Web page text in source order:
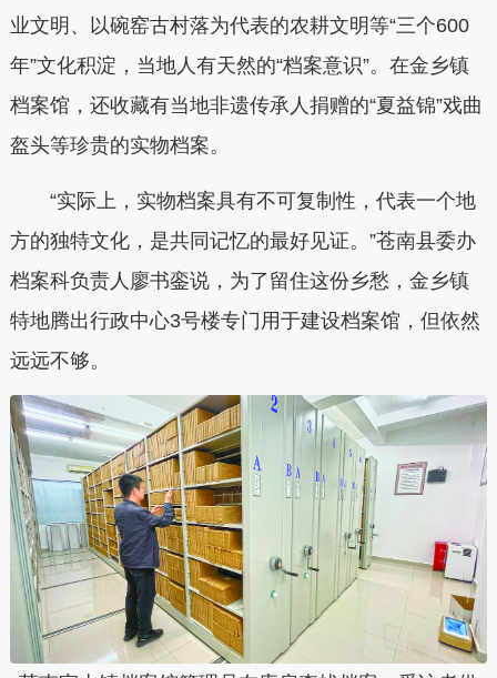
业文明、以碗窑古村落为代表的农耕文明等“三个600
年”文化积淀，当地人有天然的“档案意识”。在金乡镇
档案馆，还收藏有当地非遗传承人捐赠的“夏益锦”戏曲
盔头等珍贵的实物档案。
“实际上，实物档案具有不可复制性，代表一个地
方的独特文化，是共同记忆的最好见证。”苍南县委办
档案科负责人廖书銮说，为了留住这份乡愁，金乡镇
特地腾出行政中心3号楼专门用于建设档案馆，但依然
远远不够。